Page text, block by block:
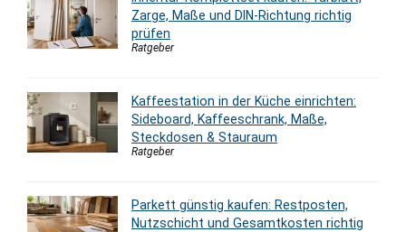
Zarge, Maße und DIN-Richtung richtig
prüfen
Ratgeber
Kaffeestation in der Küche einrichten:
Sideboard, Kaffeeschrank, Maße,
Steckdosen & Stauraum
Ratgeber
Parkett günstig kaufen: Restposten,
Nutzschicht und Gesamtkosten richtig